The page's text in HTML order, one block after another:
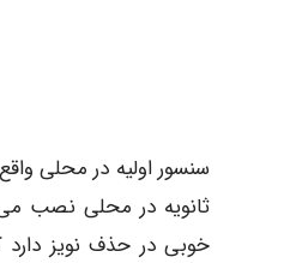
سنسور اولیه در محلی
خوبی در حذف نویز دارد